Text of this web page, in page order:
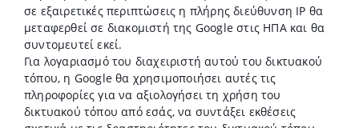
σε εξαιρετικές περιπτώσεις η πλήρης διεύθυνση IP θα
μεταφερθεί σε διακομιστή της Google στις ΗΠΑ και θα
συντομευτεί εκεί.
Για λογαριασμό του διαχειριστή αυτού του δικτυακού
τόπου, η Google θα χρησιμοποιήσει αυτές τις
πληροφορίες για να αξιολογήσει τη χρήση του
δικτυακού τόπου από εσάς, να συντάξει εκθέσεις